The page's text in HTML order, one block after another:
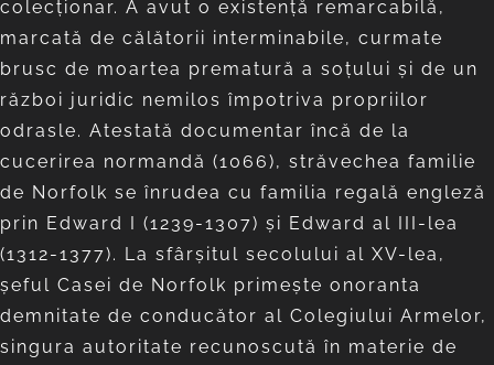
colecționar. A avut o existență remarcabilă,
marcată de călătorii interminabile, curmate
brusc de moartea prematură a soțului și de un
război juridic nemilos împotriva propriilor
odrasle. Atestată documentar încă de la
cucerirea normandă (1066), străvechea familie
de Norfolk se înrudea cu familia regală engleză
prin Edward I (1239-1307) și Edward al III-lea
(1312-1377). La sfârșitul secolului al XV-lea,
șeful Casei de Norfolk primește onoranta
demnitate de conducător al Colegiului Armelor,
singura autoritate recunoscută în materie de